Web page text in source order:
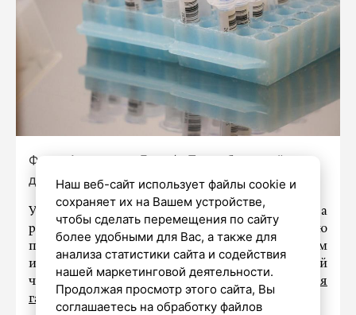
Фото: Александр Глуз / «Петербургский
дневник»
Ученые Сеченовского университета
разработали новый подход к лечению
повышенного кровяного давления с учетом
индивидуальных генетических особенностей
человека. Об этом сообщает
«Российская
газета».
Наш веб-сайт использует файлы cookie и
сохраняет их на Вашем устройстве,
чтобы сделать перемещения по сайту
более удобными для Вас, а также для
анализа статистики сайта и содействия
нашей маркетинговой деятельности.
Продолжая просмотр этого сайта, Вы
соглашаетесь на обработку файлов